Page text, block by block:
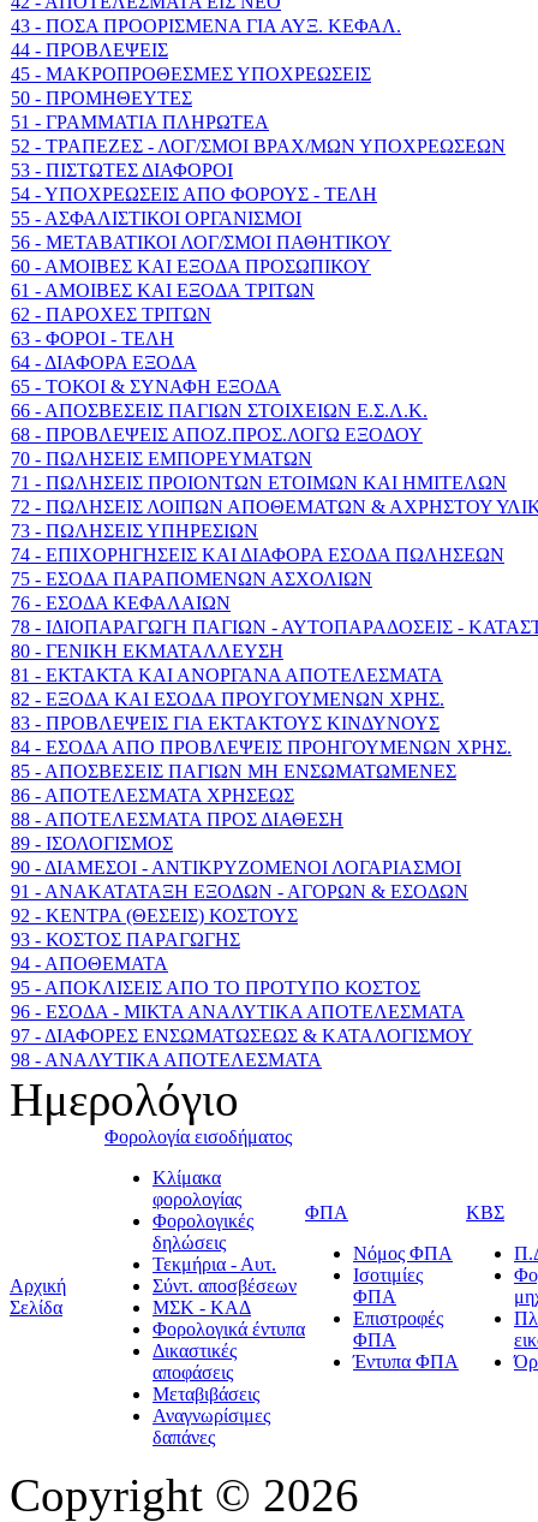
43 - ΠΟΣΑ ΠΡΟΟΡΙΣΜΕΝΑ ΓΙΑ ΑΥΞ. ΚΕΦΑΛ.
44 - ΠΡΟΒΛΕΨΕΙΣ
45 - ΜΑΚΡΟΠΡΟΘΕΣΜΕΣ ΥΠΟΧΡΕΩΣΕΙΣ
50 - ΠΡΟΜΗΘΕΥΤΕΣ
51 - ΓΡΑΜΜΑΤΙΑ ΠΛΗΡΩΤΕΑ
52 - ΤΡΑΠΕΖΕΣ - ΛΟΓ/ΣΜΟΙ ΒΡΑΧ/ΜΩΝ ΥΠΟΧΡΕΩΣΕΩΝ
53 - ΠΙΣΤΩΤΕΣ ΔΙΑΦΟΡΟΙ
54 - ΥΠΟΧΡΕΩΣΕΙΣ ΑΠΟ ΦΟΡΟΥΣ - ΤΕΛΗ
55 - ΑΣΦΑΛΙΣΤΙΚΟΙ ΟΡΓΑΝΙΣΜΟΙ
56 - ΜΕΤΑΒΑΤΙΚΟΙ ΛΟΓ/ΣΜΟΙ ΠΑΘΗΤΙΚΟΥ
60 - ΑΜΟΙΒΕΣ ΚΑΙ ΕΞΟΔΑ ΠΡΟΣΩΠΙΚΟΥ
61 - ΑΜΟΙΒΕΣ ΚΑΙ ΕΞΟΔΑ ΤΡΙΤΩΝ
62 - ΠΑΡΟΧΕΣ ΤΡΙΤΩΝ
63 - ΦΟΡΟΙ - ΤΕΛΗ
64 - ΔΙΑΦΟΡΑ ΕΞΟΔΑ
65 - ΤΟΚΟΙ & ΣΥΝΑΦΗ ΕΞΟΔΑ
66 - ΑΠΟΣΒΕΣΕΙΣ ΠΑΓΙΩΝ ΣΤΟΙΧΕΙΩΝ Ε.Σ.Λ.Κ.
68 - ΠΡΟΒΛΕΨΕΙΣ ΑΠΟΖ.ΠΡΟΣ.ΛΟΓΩ ΕΞΟΔΟΥ
70 - ΠΩΛΗΣΕΙΣ ΕΜΠΟΡΕΥΜΑΤΩΝ
71 - ΠΩΛΗΣΕΙΣ ΠΡΟΙΟΝΤΩΝ ΕΤΟΙΜΩΝ ΚΑΙ ΗΜΙΤΕΛΩΝ
72 - ΠΩΛΗΣΕΙΣ ΛΟΙΠΩΝ ΑΠΟΘΕΜΑΤΩΝ & ΑΧΡΗΣΤΟΥ
73 - ΠΩΛΗΣΕΙΣ ΥΠΗΡΕΣΙΩΝ
74 - ΕΠΙΧΟΡΗΓΗΣΕΙΣ ΚΑΙ ΔΙΑΦΟΡΑ ΕΣΟΔΑ ΠΩΛΗΣΕΩΝ
75 - ΕΣΟΔΑ ΠΑΡΑΠΟΜΕΝΩΝ ΑΣΧΟΛΙΩΝ
76 - ΕΣΟΔΑ ΚΕΦΑΛΑΙΩΝ
78 - ΙΔΙΟΠΑΡΑΓΩΓΗ ΠΑΓΙΩΝ - ΑΥΤΟΠΑΡΑΔΟΣΕΙΣ -
80 - ΓΕΝΙΚΗ ΕΚΜΑΤΑΛΛΕΥΣΗ
81 - ΕΚΤΑΚΤΑ ΚΑΙ ΑΝΟΡΓΑΝΑ ΑΠΟΤΕΛΕΣΜΑΤΑ
82 - ΕΞΟΔΑ ΚΑΙ ΕΣΟΔΑ ΠΡΟΥΓΟΥΜΕΝΩΝ ΧΡΗΣ.
83 - ΠΡΟΒΛΕΨΕΙΣ ΓΙΑ ΕΚΤΑΚΤΟΥΣ ΚΙΝΔΥΝΟΥΣ
84 - ΕΣΟΔΑ ΑΠΟ ΠΡΟΒΛΕΨΕΙΣ ΠΡΟΗΓΟΥΜΕΝΩΝ ΧΡΗΣ.
85 - ΑΠΟΣΒΕΣΕΙΣ ΠΑΓΙΩΝ ΜΗ ΕΝΣΩΜΑΤΩΜΕΝΕΣ
86 - ΑΠΟΤΕΛΕΣΜΑΤΑ ΧΡΗΣΕΩΣ
88 - ΑΠΟΤΕΛΕΣΜΑΤΑ ΠΡΟΣ ΔΙΑΘΕΣΗ
89 - ΙΣΟΛΟΓΙΣΜΟΣ
90 - ΔΙΑΜΕΣΟΙ - ΑΝΤΙΚΡΥΖΟΜΕΝΟΙ ΛΟΓΑΡΙΑΣΜΟΙ
91 - ΑΝΑΚΑΤΑΤΑΞΗ ΕΞΟΔΩΝ - ΑΓΟΡΩΝ & ΕΣΟΔΩΝ
92 - ΚΕΝΤΡΑ (ΘΕΣΕΙΣ) ΚΟΣΤΟΥΣ
93 - ΚΟΣΤΟΣ ΠΑΡΑΓΩΓΗΣ
94 - ΑΠΟΘΕΜΑΤΑ
95 - ΑΠΟΚΛΙΣΕΙΣ ΑΠΟ ΤΟ ΠΡΟΤΥΠΟ ΚΟΣΤΟΣ
96 - ΕΣΟΔΑ - ΜΙΚΤΑ ΑΝΑΛΥΤΙΚΑ ΑΠΟΤΕΛΕΣΜΑΤΑ
97 - ΔΙΑΦΟΡΕΣ ΕΝΣΩΜΑΤΩΣΕΩΣ & ΚΑΤΑΛΟΓΙΣΜΟΥ
98 - ΑΝΑΛΥΤΙΚΑ ΑΠΟΤΕΛΕΣΜΑΤΑ
Ημερολόγιο
Αρχική
Σελίδα
Φορολογία εισοδήματος
Κλίμακα
φορολογίας
Φορολογικές
δηλώσεις
Τεκμήρια - Αυτ.
Σύντ. αποσβέσεων
ΜΣΚ - ΚΑΔ
Φορολογικά έντυπα
Δικαστικές
αποφάσεις
Μεταβιβάσεις
Αναγνωρίσιμες
δαπάνες
ΦΠΑ
Νόμος ΦΠΑ
Ισοτιμίες
ΦΠΑ
Επιστροφές
ΦΠΑ
Έντυπα ΦΠΑ
ΚΒΣ
Copyright © 2026